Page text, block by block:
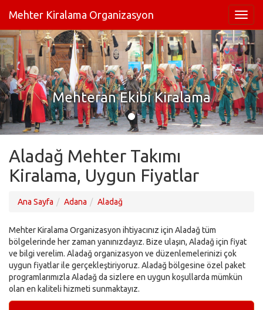
Mehter Kiralama Organizasyon
Mehteran Ekibi Kiralama
Aladağ Mehter Takımı
Kiralama, Uygun Fiyatlar
Ana Sayfa Adana Aladağ
Mehter Kiralama Organizasyon ihtiyacınız için Aladağ tüm
bölgelerinde her zaman yanınızdayız. Bize ulaşın, Aladağ için fiyat
ve bilgi verelim. Aladağ organizasyon ve düzenlemelerinizi çok
uygun fiyatlar ile gerçekleştiriyoruz. Aladağ bölgesine özel paket
programlarımızla Aladağ da sizlere en uygun koşullarda mümkün
olan en kaliteli hizmeti sunmaktayız.